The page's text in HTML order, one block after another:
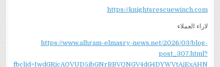
https://knightsrescuewinch.com
لاراء العملاء
https://www.alhram-elmasry-news.net/2026/03/blog-
post_307.html?
fbclid=IwdGRjcAQVUD5jbGNrBBVQNGV4dG4DYWVtAjExAHN